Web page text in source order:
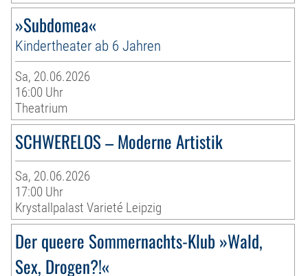
»Subdomea«
Kindertheater ab 6 Jahren
Sa, 20.06.2026
16:00 Uhr
Theatrium
SCHWERELOS – Moderne Artistik
Sa, 20.06.2026
17:00 Uhr
Krystallpalast Varieté Leipzig
Der queere Sommernachts-Klub »Wald,
Sex, Drogen?!«